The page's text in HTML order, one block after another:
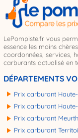
LePompiste.fr vous
essence les moins
coordonnées, services,
carburants actualisé en
DÉPARTEMENTS
Prix carburant
Prix carburant
Prix carburant
Prix carburant